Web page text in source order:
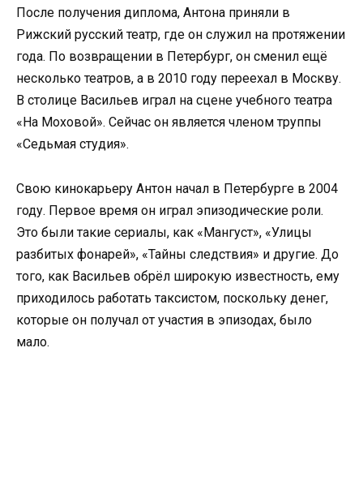
После получения диплома, Антона приняли в
Рижский русский театр, где он служил на протяжении
года. По возвращении в Петербург, он сменил ещё
несколько театров, а в 2010 году переехал в Москву.
В столице Васильев играл на сцене учебного театра
«На Моховой». Сейчас он является членом труппы
«Седьмая студия».
Свою кинокарьеру Антон начал в Петербурге в 2004
году. Первое время он играл эпизодические роли.
Это были такие сериалы, как «Мангуст», «Улицы
разбитых фонарей», «Тайны следствия» и другие. До
того, как Васильев обрёл широкую известность, ему
приходилось работать таксистом, поскольку денег,
которые он получал от участия в эпизодах, было
мало.